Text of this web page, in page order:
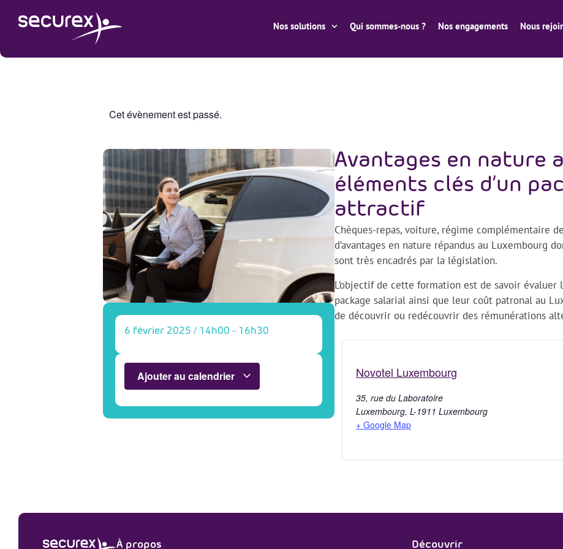
Nos solutions Qui sommes-nous ? Nos engagements Nous
Cet évènement est passé.
6 février 2025 / 14h00 - 16h30
Ajouter au calendrier
Avantages en nature
éléments clés d’un
attractif
Chèques-repas, voiture, régime complémentaire
d’avantages en nature répandus au Luxembourg
sont très encadrés par la législation.
L’objectif de cette formation est de savoir évaluer
package salarial ainsi que leur coût patronal au
de découvrir ou redécouvrir des rémunérations
Novotel Luxembourg
35, rue du Laboratoire
Luxembourg, L-1911 Luxembourg
+ Google Map
À propos Découvrir